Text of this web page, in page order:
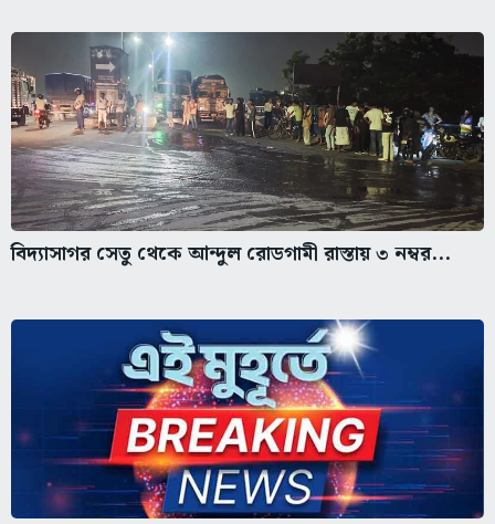
বিদ্যাসাগর সেতু থেকে আন্দুল রোডগামী রাস্তায় ৩ নম্বর...